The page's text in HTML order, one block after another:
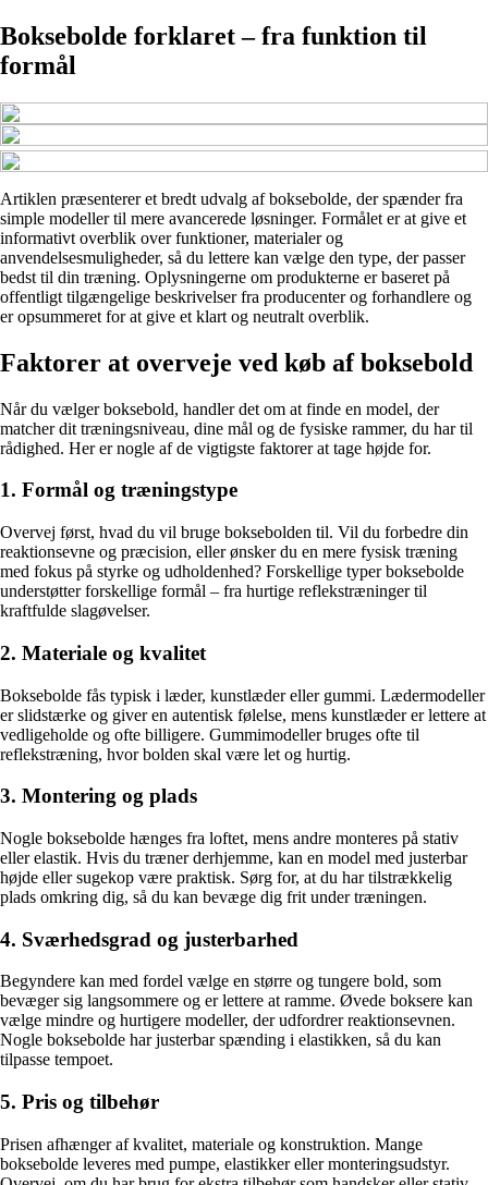
Boksebolde forklaret – fra funktion til
formål
Artiklen præsenterer et bredt udvalg af boksebolde, der spænder fra
simple modeller til mere avancerede løsninger. Formålet er at give et
informativt overblik over funktioner, materialer og
anvendelsesmuligheder, så du lettere kan vælge den type, der passer
bedst til din træning. Oplysningerne om produkterne er baseret på
offentligt tilgængelige beskrivelser fra producenter og forhandlere og
er opsummeret for at give et klart og neutralt overblik.
Faktorer at overveje ved køb af boksebold
Når du vælger boksebold, handler det om at finde en model, der
matcher dit træningsniveau, dine mål og de fysiske rammer, du har til
rådighed. Her er nogle af de vigtigste faktorer at tage højde for.
1. Formål og træningstype
Overvej først, hvad du vil bruge boksebolden til. Vil du forbedre din
reaktionsevne og præcision, eller ønsker du en mere fysisk træning
med fokus på styrke og udholdenhed? Forskellige typer boksebolde
understøtter forskellige formål – fra hurtige reflekstræninger til
kraftfulde slagøvelser.
2. Materiale og kvalitet
Boksebolde fås typisk i læder, kunstlæder eller gummi. Lædermodeller
er slidstærke og giver en autentisk følelse, mens kunstlæder er lettere at
vedligeholde og ofte billigere. Gummimodeller bruges ofte til
reflekstræning, hvor bolden skal være let og hurtig.
3. Montering og plads
Nogle boksebolde hænges fra loftet, mens andre monteres på stativ
eller elastik. Hvis du træner derhjemme, kan en model med justerbar
højde eller sugekop være praktisk. Sørg for, at du har tilstrækkelig
plads omkring dig, så du kan bevæge dig frit under træningen.
4. Sværhedsgrad og justerbarhed
Begyndere kan med fordel vælge en større og tungere bold, som
bevæger sig langsommere og er lettere at ramme. Øvede boksere kan
vælge mindre og hurtigere modeller, der udfordrer reaktionsevnen.
Nogle boksebolde har justerbar spænding i elastikken, så du kan
tilpasse tempoet.
5. Pris og tilbehør
Prisen afhænger af kvalitet, materiale og konstruktion. Mange
boksebolde leveres med pumpe, elastikker eller monteringsudstyr.